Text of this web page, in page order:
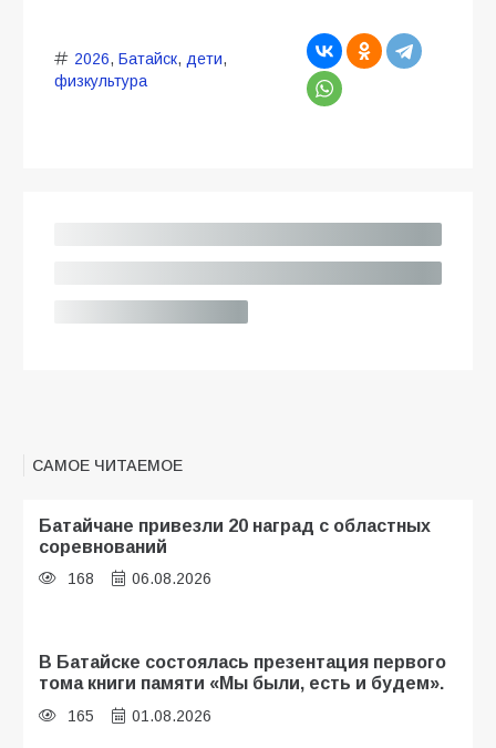
2026, Батайск, дети,
физкультура
САМОЕ ЧИТАЕМОЕ
Батайчане привезли 20 наград с областных
соревнований
168 06.08.2026
В Батайске состоялась презентация первого
тома книги памяти «Мы были, есть и будем».
165 01.08.2026